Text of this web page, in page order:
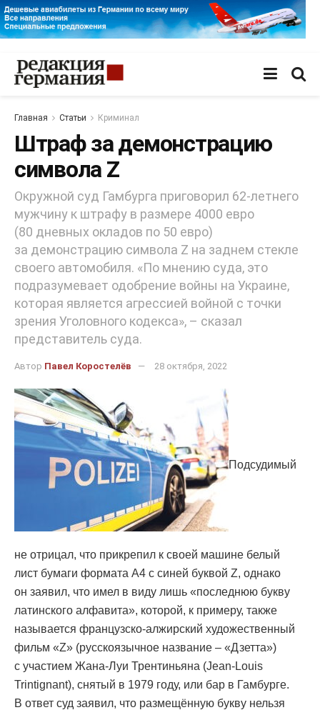
Главная Статьи Криминал
Штраф за демонстрацию
символа Z
Окружной суд Гамбурга приговорил 62-летнего
мужчину к штрафу в размере 4000 евро
(80 дневных окладов по 50 евро)
за демонстрацию символа Z на заднем стекле
своего автомобиля. «По мнению суда, это
подразумевает одобрение войны на Украине,
которая является агрессией войной с точки
зрения Уголовного кодекса», – сказал
представитель суда.
Автор Павел Коростелёв 28 октября, 2022
Подсудимый
не отрицал, что прикрепил к своей машине белый
лист бумаги формата А4 с синей буквой Z, однако
он заявил, что имел в виду лишь «последнюю букву
латинского алфавита», которой, к примеру, также
называется французско-алжирский художественный
фильм «Z» (русскоязычное название – «Дзетта»)
с участием Жана-Луи Трентиньяна (Jean-Louis
Trintignant), снятый в 1979 году, или бар в Гамбурге.
В ответ суд заявил, что размещённую букву нельзя